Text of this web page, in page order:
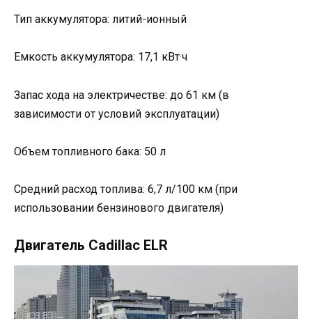
Тип аккумулятора: литий-ионный
Емкость аккумулятора: 17,1 кВт·ч
Запас хода на электричестве: до 61 км (в
зависимости от условий эксплуатации)
Объем топливного бака: 50 л
Средний расход топлива: 6,7 л/100 км (при
использовании бензинового двигателя)
Двигатель Cadillac ELR